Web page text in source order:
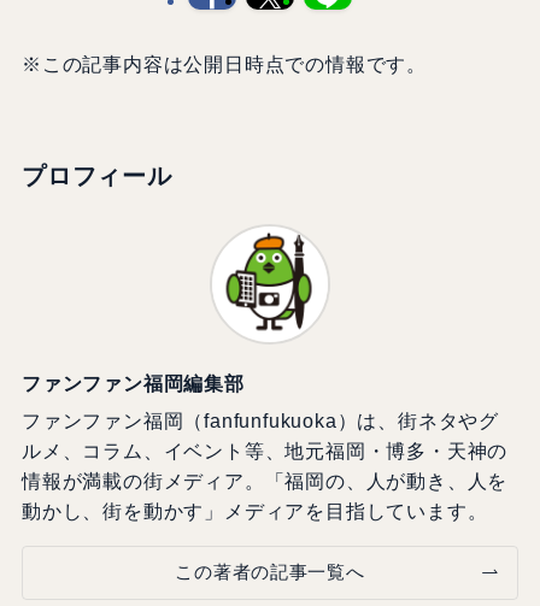
※この記事内容は公開日時点での情報です。
プロフィール
ファンファン福岡編集部
ファンファン福岡（fanfunfukuoka）は、街ネタやグ
ルメ、コラム、イベント等、地元福岡・博多・天神の
情報が満載の街メディア。「福岡の、人が動き、人を
動かし、街を動かす」メディアを目指しています。
この著者の記事一覧へ